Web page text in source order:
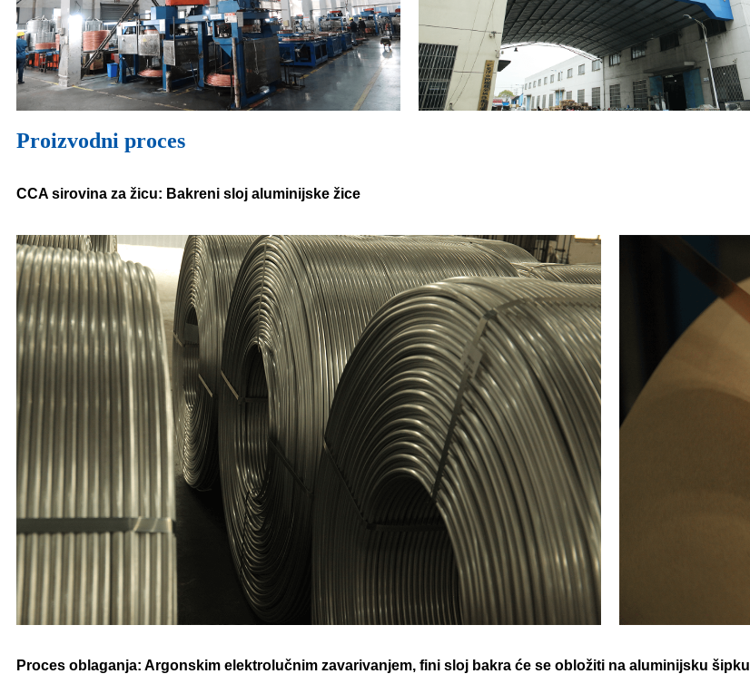
Proizvodni proces
CCA sirovina za žicu: Bakreni sloj aluminijske žice
Proces oblaganja: Argonskim elektrolučnim zavarivanjem, fini sloj bakra će se obložiti na aluminijsku šipku